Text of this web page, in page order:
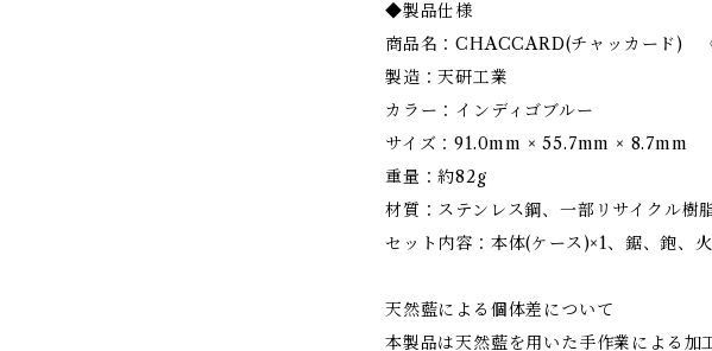
◆製品仕様
商品名：CHACCARD(チャッカード) 《
製造：天研工業
カラー：インディゴブルー
サイズ：91.0mm × 55.7mm × 8.7mm
重量：約82g
材質：ステンレス鋼、一部リサイクル樹
セット内容：本体(ケース)×1、鋸、鉋、
天然藍による個体差について
本製品は天然藍を用いた手作業による加